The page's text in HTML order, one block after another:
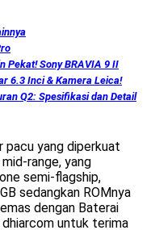
Pekat! Sony BRAVIA 9 II
6.3 Inci & Kamera Leica!
Q2: Spesifikasi dan Detail
pacu yang diperkuat
range, yang
semi-flagship,
sedangkan ROMnya
dengan Baterai
untuk terima